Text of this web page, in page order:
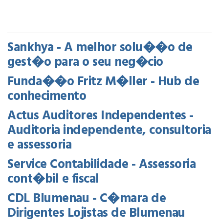
Sankhya - A melhor solu��o de
gest�o para o seu neg�cio
Funda��o Fritz M�ller - Hub de
conhecimento
Actus Auditores Independentes -
Auditoria independente, consultoria
e assessoria
Service Contabilidade - Assessoria
cont�bil e fiscal
CDL Blumenau - C�mara de
Dirigentes Lojistas de Blumenau